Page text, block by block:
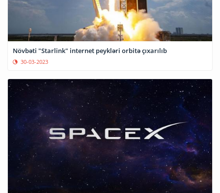
Növbəti "Starlink" internet peykləri orbitə çıxarılıb
30-03-2023